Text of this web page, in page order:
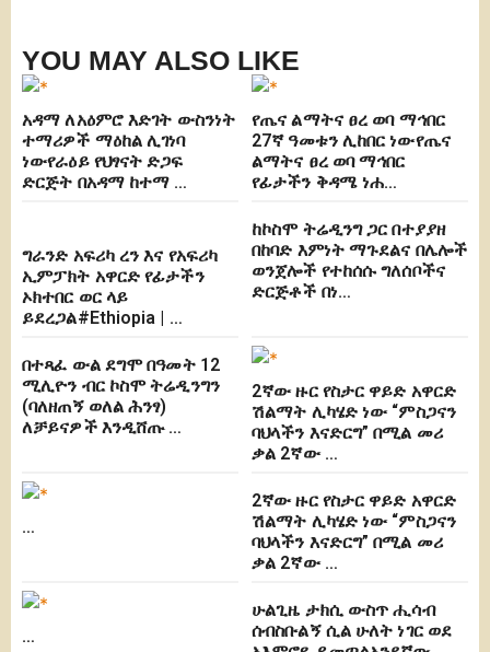
YOU MAY ALSO LIKE
አዳማ ለአዕምሮ እድገት ውስንነት
ተማሪዎች ማዕከል ሊገነባ
ነውየራዕይ የህፃናት ድጋፍ
ድርጅት በአዳማ ከተማ …
የጤና ልማትና ፀረ ወባ ማኅበር
27ኛ ዓመቱን ሊከበር ነውየጤና
ልማትና ፀረ ወባ ማኅበር
የፊታችን ቅዳሜ ነሐ…
ግራንድ አፍሪካ ረን እና የአፍሪካ
ኢምፓክት አዋርድ የፊታችን
ኦክተበር ወር ላይ
ይደረጋል#Ethiopia | …
ከኮስሞ ትሬዲንግ ጋር በተያያዘ
በከባድ እምነት ማጉደልና በሌሎች
ወንጀሎች የተከሰሱ ግለሰቦችና
ድርጅቶች በነ…
በተጻፈ ውል ደግሞ በዓመት 12
ሚሊዮን ብር ኮስሞ ትሬዲንግን
(ባለዘጠኝ ወለል ሕንፃ)
ለቻይናዎች እንዲሸጡ …
2ኛው ዙር የስታር ዋይድ አዋርድ
ሽልማት ሊካሄድ ነው “ምስጋናን
ባህላችን እናድርግ” በሚል መሪ
ቃል 2ኛው …
…
2ኛው ዙር የስታር ዋይድ አዋርድ
ሽልማት ሊካሄድ ነው “ምስጋናን
ባህላችን እናድርግ” በሚል መሪ
ቃል 2ኛው …
…
ሁልጊዜ ታክሲ ውስጥ ሒሳብ
ሰብስቡልኝ ሲል ሁለት ነገር ወደ